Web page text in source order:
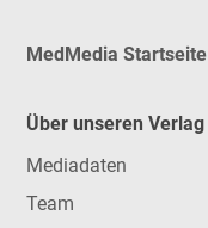
MedMedia Startseite
Über unseren Verlag
Mediadaten
Team